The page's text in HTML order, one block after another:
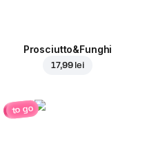
Prosciutto&Funghi
17,99 lei
to go